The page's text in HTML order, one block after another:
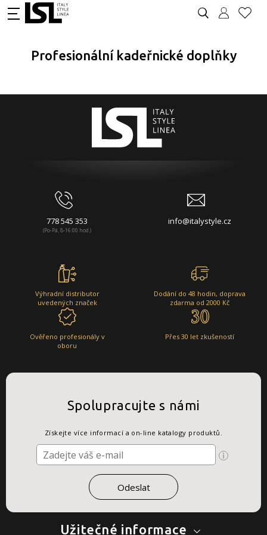
Profesionální kadeřnické doplňky
778 545 353
(Po-Pá, 8-16:00 hod.)
info@italystyle.cz
Výhradní distributor
uvedených značek
Dodání do 48 hodin, doprava
zdarma od 2000 Kč
Ověřeno profesionály v
oboru
Přes 30 let zkušeností
Užitečné informace
Spolupracujte s námi
Získejte více informací a on-line katalogy produktů.